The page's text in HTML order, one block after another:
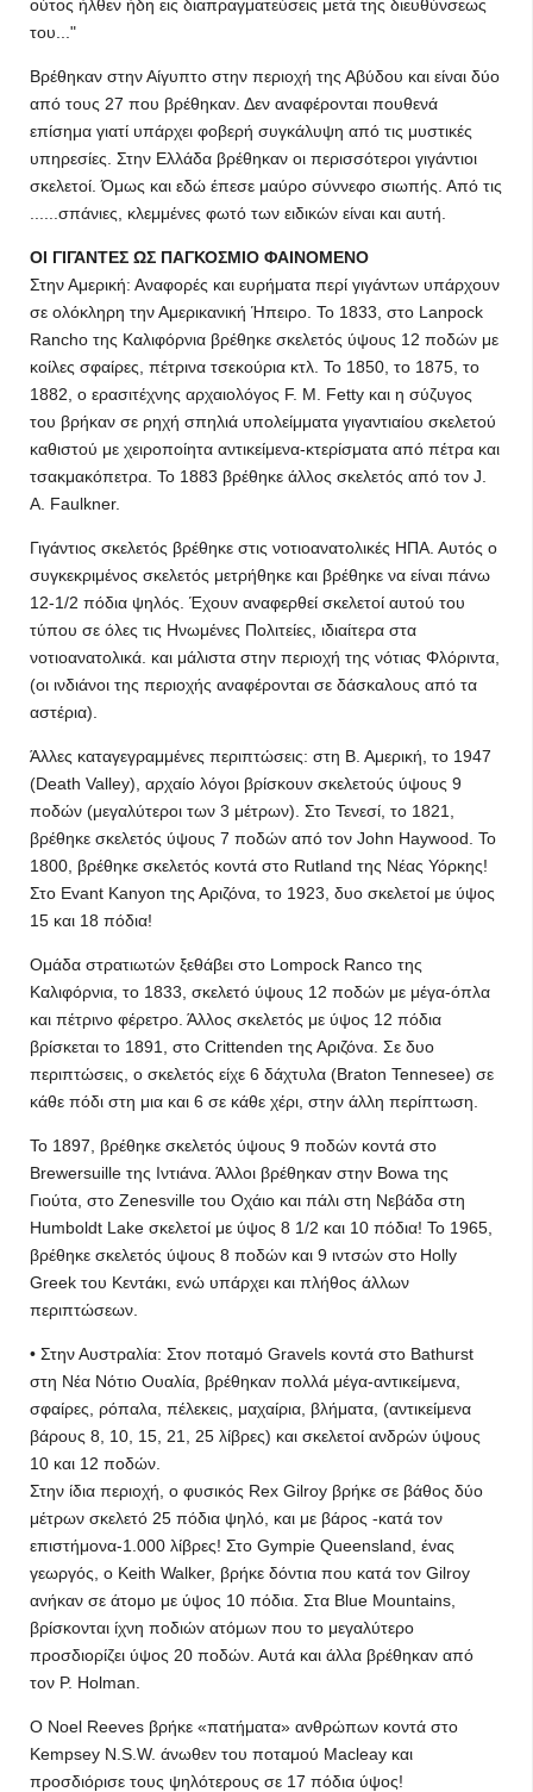
ούτος ήλθεν ήδη εις διαπραγματεύσεις μετά της διευθύνσεως
του..."
Βρέθηκαν στην Αίγυπτο στην περιοχή της Αβύδου και είναι δύο
από τους 27 που βρέθηκαν. Δεν αναφέρονται πουθενά
επίσημα γιατί υπάρχει φοβερή συγκάλυψη από τις μυστικές
υπηρεσίες. Στην Ελλάδα βρέθηκαν οι περισσότεροι γιγάντιοι
σκελετοί. Όμως και εδώ έπεσε μαύρο σύννεφο σιωπής. Από τις
......σπάνιες, κλεμμένες φωτό των ειδικών είναι και αυτή.
ΟΙ ΓΙΓΑΝΤΕΣ ΩΣ ΠΑΓΚΟΣΜΙΟ ΦΑΙΝΟΜΕΝΟ
Στην Αμερική: Αναφορές και ευρήματα περί γιγάντων υπάρχουν
σε ολόκληρη την Αμερικανική Ήπειρο. Το 1833, στο Lanpock
Rancho της Καλιφόρνια βρέθηκε σκελετός ύψους 12 ποδών με
κοίλες σφαίρες, πέτρινα τσεκούρια κτλ. Το 1850, το 1875, το
1882, ο ερασιτέχνης αρχαιολόγος F. Μ. Fetty και η σύζυγος
του βρήκαν σε ρηχή σπηλιά υπολείμματα γιγαντιαίου σκελετού
καθιστού με χειροποίητα αντικείμενα-κτερίσματα από πέτρα και
τσακμακόπετρα. Το 1883 βρέθηκε άλλος σκελετός από τον J.
A. Faulkner.
Γιγάντιος σκελετός βρέθηκε στις νοτιοανατολικές ΗΠΑ. Αυτός ο
συγκεκριμένος σκελετός μετρήθηκε και βρέθηκε να είναι πάνω
12-1/2 πόδια ψηλός. Έχουν αναφερθεί σκελετοί αυτού του
τύπου σε όλες τις Ηνωμένες Πολιτείες, ιδιαίτερα στα
νοτιοανατολικά. και μάλιστα στην περιοχή της νότιας Φλόριντα,
(οι ινδιάνοι της περιοχής αναφέρονται σε δάσκαλους από τα
αστέρια).
Άλλες καταγεγραμμένες περιπτώσεις: στη Β. Αμερική, το 1947
(Death Valley), αρχαίο λόγοι βρίσκουν σκελετούς ύψους 9
ποδών (μεγαλύτεροι των 3 μέτρων). Στο Τενεσί, το 1821,
βρέθηκε σκελετός ύψους 7 ποδών από τον John Haywood. To
1800, βρέθηκε σκελετός κοντά στο Rutland της Νέας Υόρκης!
Στο Evant Kanyon της Αριζόνα, το 1923, δυο σκελετοί με ύψος
15 και 18 πόδια!
Ομάδα στρατιωτών ξεθάβει στο Lompock Ranco της
Καλιφόρνια, το 1833, σκελετό ύψους 12 ποδών με μέγα-όπλα
και πέτρινο φέρετρο. Άλλος σκελετός με ύψος 12 πόδια
βρίσκεται το 1891, στο Crittenden της Αριζόνα. Σε δυο
περιπτώσεις, ο σκελετός είχε 6 δάχτυλα (Braton Tennesee) σε
κάθε πόδι στη μια και 6 σε κάθε χέρι, στην άλλη περίπτωση.
Το 1897, βρέθηκε σκελετός ύψους 9 ποδών κοντά στο
Brewersuille της Ιντιάνα. Άλλοι βρέθηκαν στην Bowa της
Γιούτα, στο Zenesville του Οχάιο και πάλι στη Νεβάδα στη
Humboldt Lake σκελετοί με ύψος 8 1/2 και 10 πόδια! Το 1965,
βρέθηκε σκελετός ύψους 8 ποδών και 9 ιντσών στο Holly
Greek του Κεντάκι, ενώ υπάρχει και πλήθος άλλων
περιπτώσεων.
• Στην Αυστραλία: Στον ποταμό Gravels κοντά στο Bathurst
στη Νέα Νότιο Ουαλία, βρέθηκαν πολλά μέγα-αντικείμενα,
σφαίρες, ρόπαλα, πέλεκεις, μαχαίρια, βλήματα, (αντικείμενα
βάρους 8, 10, 15, 21, 25 λίβρες) και σκελετοί ανδρών ύψους
10 και 12 ποδών.
Στην ίδια περιοχή, ο φυσικός Rex Gilroy βρήκε σε βάθος δύο
μέτρων σκελετό 25 πόδια ψηλό, και με βάρος -κατά τον
επιστήμονα-1.000 λίβρες! Στο Gympie Queensland, ένας
γεωργός, ο Keith Walker, βρήκε δόντια που κατά τον Gilroy
ανήκαν σε άτομο με ύψος 10 πόδια. Στα Blue Mountains,
βρίσκονται ίχνη ποδιών ατόμων που το μεγαλύτερο
προσδιορίζει ύψος 20 ποδών. Αυτά και άλλα βρέθηκαν από
τον P. Holman.
Ο Noel Reeves βρήκε «πατήματα» ανθρώπων κοντά στο
Kempsey N.S.W. άνωθεν του ποταμού Macleay και
προσδιόρισε τους ψηλότερους σε 17 πόδια ύψος!